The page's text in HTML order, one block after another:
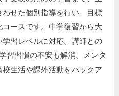
せた個別指導を行い、目標
ースです。中学復習から大
習レベルに対応。講師との
習習慣の不安も解消。メンタ
生活や課外活動をバックア